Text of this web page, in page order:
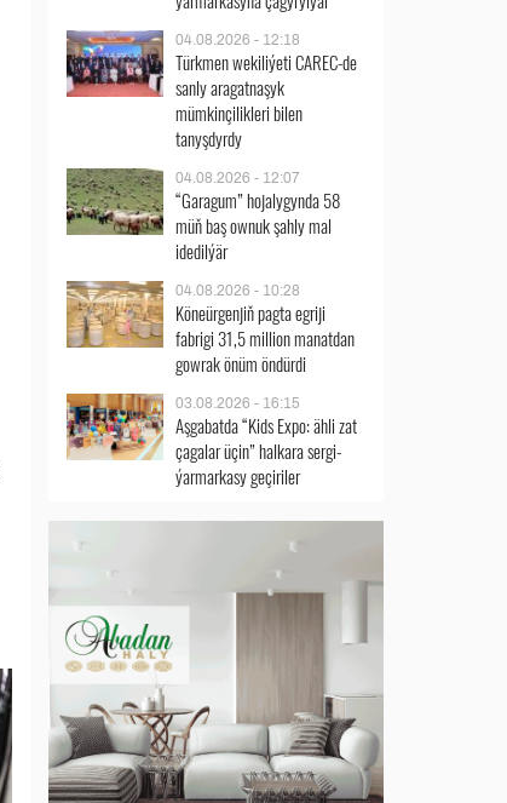
04.08.2026 - 12:18
Türkmen wekiliýeti CAREC-de
sanly aragatnaşyk
mümkinçilikleri bilen
tanyşdyrdy
04.08.2026 - 12:07
“Garagum” hojalygynda 58
müň baş ownuk şahly mal
idedilýär
04.08.2026 - 10:28
Köneürgenjiň pagta egriji
fabrigi 31,5 million manatdan
gowrak önüm öndürdi
03.08.2026 - 16:15
Aşgabatda “Kids Expo: ähli zat
çagalar üçin” halkara sergi-
ýarmarkasy geçiriler